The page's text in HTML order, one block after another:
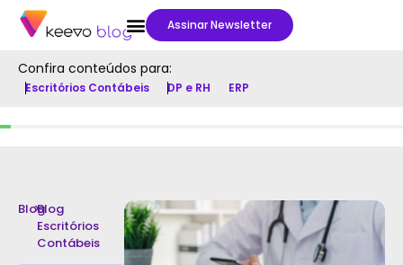
Assinar Newsletter
Confira conteúdos para:
Escritórios Contábeis DP e RH ERP
Blog
>Blog
Escritórios
Contábeis